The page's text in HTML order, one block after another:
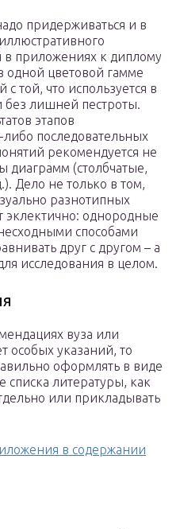
придерживаться и в
в приложениях к диплому
цветовой гамме
той, что используется в
без лишней пестроты.
этапов
последовательных
рекомендуется не
диаграмм (столбчатые,
Дело не только в том,
разнотипных
эклектично: однородные
способами
друг с другом – а
исследования в целом.
вуза или
указаний, то
оформлять в виде
списка литературы, как
или прикладывать
в содержании